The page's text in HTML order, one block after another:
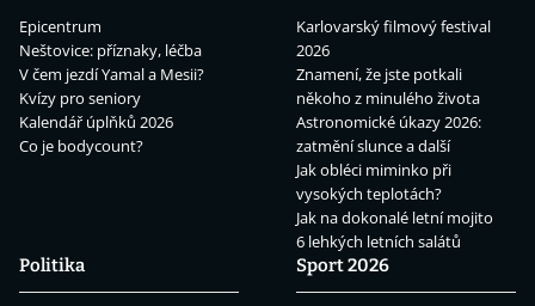
Epicentrum
Neštovice: příznaky, léčba
V čem jezdí Yamal a Mesii?
Kvízy pro seniory
Kalendář úplňků 2026
Co je bodycount?
Karlovarský filmový festival
2026
Znamení, že jste potkali
někoho z minulého života
Astronomické úkazy 2026:
zatmění slunce a další
Jak obléci miminko při
vysokých teplotách?
Jak na dokonalé letní mojito
6 lehkých letních salátů
Politika
Sport 2026